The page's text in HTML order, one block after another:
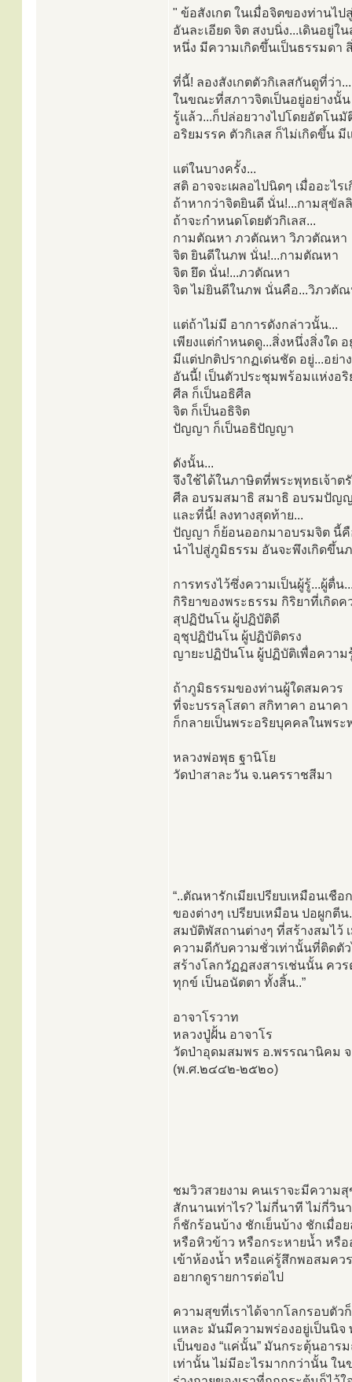
" ข้อสังเกต ในเมื่อจิตของท่านไป
อันละเอียด จิต สงบนิ่ง...เดินอยู่
หนึ่ง มีความเกิดขึ้นเป็นธรรมดา
ที่นี้! ลองสังเกตตัวกิเลสกันดูที่ว่า...
ในขณะที่สภาวจิตเป็นอยู่อย่างนั้
รู้แล้ว...ก็ปล่อยวางไปโดยอัตโน
อริยมรรค ตัวกิเลส ก็ไม่เกิดขึ้น มี
แต่ในบางครั้ง...
สติ อาจจะเผลอไปนิดๆ เมื่ออะไร
ถ้าหากว่าจิตยินดี นั่น!...กามสุขัล
ถ้าจะกำหนดโดยตัวกิเลส...
กามตัณหา ภวตัณหา วิภวตัณหา
จิต ยินดีในภพ นั่น!...กามตัณหา
จิต ยึด นั่น!...ภวตัณหา
จิต ไม่ยินดีในภพ นั่นคือ...วิภวตั
แต่ถ้าไม่มี อาการดังกล่าวนั้น...
เพียงแต่กำหนดดู...สิ่งหนึ่งสิ่งใด
มีแต่ปกติปรากฏเด่นชัด อยู่...อย่า
อันนี้! เป็นตัวประชุมพร้อมแห่งอ
ศีล ก็เป็นอธิศีล
จิต ก็เป็นอธิจิต
ปัญญา ก็เป็นอธิปัญญา
ดังนั้น...
จึงใช้ได้ในภาษิตที่พระพุทธเจ้าต
ศีล อบรมสมาธิ สมาธิ อบรมปัญ
และที่นี้! ลงทางสุดท้าย...
ปัญญา ก็ย้อนออกมาอบรมจิต นี้คื
นำไปสู่ภูมิธรรม อันจะพึงเกิดขึ้น
การทรงไว้ซึ่งความเป็นผู้รู้...ผู้ตื่
กิริยาของพระธรรม กิริยาที่เกิด
สุปฏิปันโน ผู้ปฏิบัติดี
อุชุปฏิปันโน ผู้ปฏิบัติตรง
ญายะปฏิปันโน ผู้ปฏิบัติเพื่อความ
ถ้าภูมิธรรมของท่านผู้ใดสมควร
ที่จะบรรลุโสดา สกิทาคา อนาคา
ก็กลายเป็นพระอริยบุคคลในพร
หลวงพ่อพุธ ฐานิโย
วัดป่าสาละวัน จ.นครราชสีมา
“..ตัณหารักเมียเปรียบเหมือนเ
ของต่างๆ เปรียบเหมือน ปอผูกตีน
สมบัติพัสถานต่างๆ ที่สร้างสมไว้
ความดีกับความชั่วเท่านั้นที่ติดตั
สร้างโลกวัฏฏสงสารเช่นนั้น คว
ทุกข์ เป็นอนัตตา ทั้งสิ้น..”
อาจาโรวาท
หลวงปู่ฝั้น อาจาโร
วัดป่าอุดมสมพร อ.พรรณานิคม
(พ.ศ.๒๔๔๒-๒๕๒๐)
ชมวิวสวยงาม คนเราจะมีความสุ
สักนานเท่าไร? ไม่กี่นาที ไม่กี่วิน
ก็ชักร้อนบ้าง ชักเย็นบ้าง ชักเมื่อ
หรือหิวข้าว หรือกระหายน้ำ หรือ
เข้าห้องน้ำ หรือแค่รู้สึกพอสมคว
อยากดูรายการต่อไป
ความสุขที่เราได้จากโลกรอบตัว
แหละ มันมีความพร่องอยู่เป็นนิจ
เป็นของ “แค่นั้น” มันกระตุ้นอาร
เท่านั้น ไม่มีอะไรมากกว่านั้น ใน